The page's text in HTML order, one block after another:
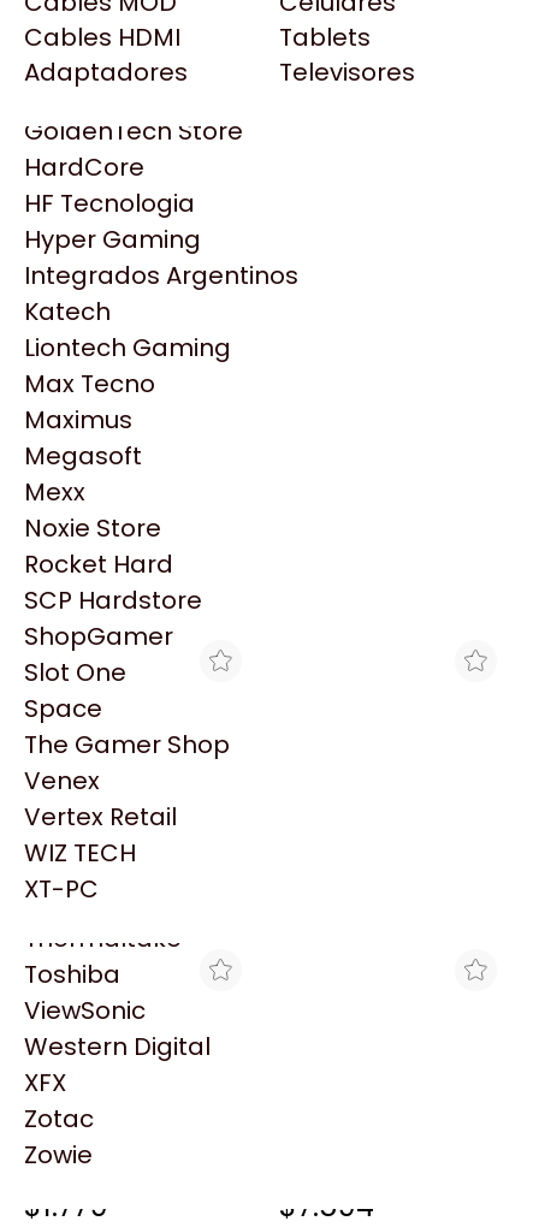
Cables HDMI
Adaptadores
Tablets
Televisores
Genesis
Genius
HP
HyperX
INNO3D
Intel
Kingston
Lenovo
Logitech
MSI
NVIDIA GeForce
NZXT
PNY
Palit
Philips
PowerColor
Razer
Redragon
Samsung
Sandisk
Sapphire
Seagate
Sentey
Solarmax
Thermaltake
Toshiba
ViewSonic
Western Digital
XFX
Zotac
Zowie
Full H4rd
Gaming City
Gezatek
GoldenTech Store
HardCore
HF Tecnologia
Hyper Gaming
Integrados Argentinos
Katech
Liontech Gaming
Max Tecno
Maximus
Megasoft
Mexx
Noxie Store
Rocket Hard
SCP Hardstore
ShopGamer
Slot One
Space
The Gamer Shop
Venex
Vertex Retail
WIZ TECH
XT-PC
Productos
Similares
Explorá más productos similares
MAX TECNO
HT ACCESORIO ANGULO
$1.779
HT ACCESORIO UNION T
$1.779 $7.594